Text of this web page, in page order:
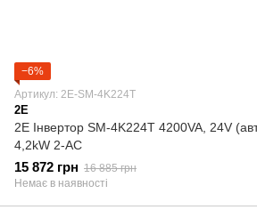
−6%
Артикул: 2E-SM-4K224T
2E
2E Інвертор SM-4K224T 4200VA, 24V
4,2kW 2-AC
15 872 грн 16 885 грн
Немає в наявності